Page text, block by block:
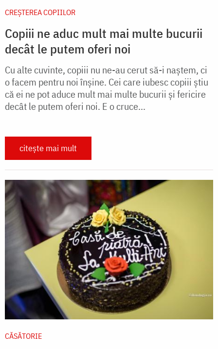
CREŞTEREA COPIILOR
Copiii ne aduc mult mai multe bucurii
decât le putem oferi noi
Cu alte cuvinte, copiii nu ne-au cerut să-i naştem, ci
o facem pentru noi înşine. Cei care iubesc copiii ştiu
că ei ne pot aduce mult mai multe bucurii şi fericire
decât le putem oferi noi. E o cruce...
citește mai mult
CĂSĂTORIE